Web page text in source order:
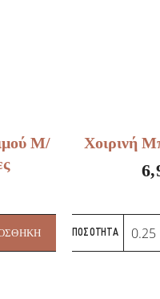
Μ/
Χοιρινή
ΠΟΣΌΤΗΤΑ